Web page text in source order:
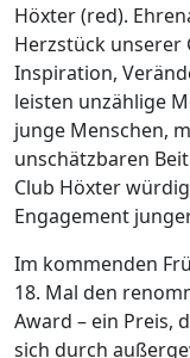
Höxter (red).
Herzstück unserer
Inspiration,
leisten unzählige
junge Menschen,
unschätzbaren
Club Höxter
Engagement
Im kommenden
18. Mal den
Award – ein Preis,
sich durch